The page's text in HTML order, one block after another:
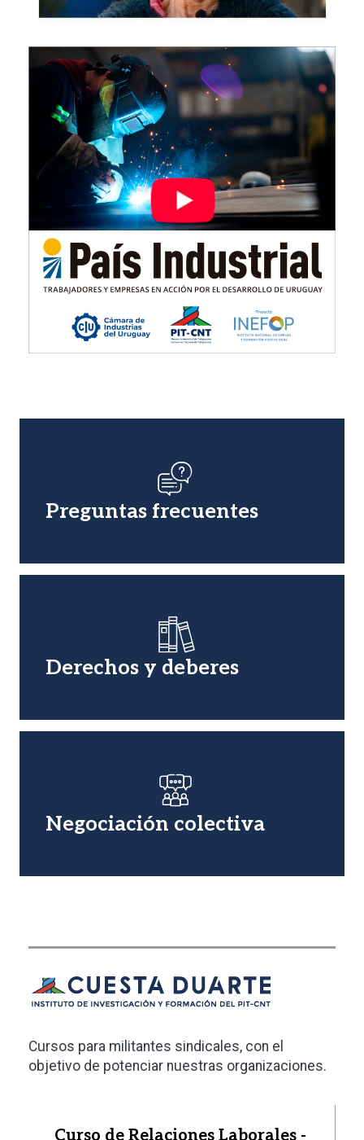
Imagen
Preguntas frecuentes
Derechos y deberes
Negociación colectiva
Cursos para militantes sindicales, con el
objetivo de potenciar nuestras organizaciones.